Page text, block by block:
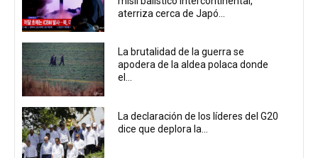
aterriza cerca de Japó...
La brutalidad de la guerra se
apodera de la aldea polaca donde
el...
La declaración de los líderes del G20
dice que deplora la...